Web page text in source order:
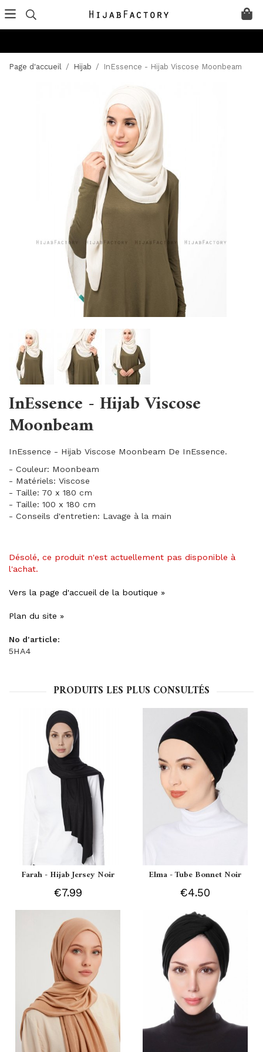
Page d'accueil / Hijab / InEssence - Hijab Viscose Moonbeam
InEssence - Hijab Viscose
Moonbeam
InEssence - Hijab Viscose Moonbeam De InEssence.
- Couleur: Moonbeam
- Matériels: Viscose
- Taille: 70 x 180 cm
- Taille: 100 x 180 cm
- Conseils d'entretien: Lavage à la main
Désolé, ce produit n'est actuellement pas disponible à
l'achat.
Vers la page d'accueil de la boutique »
Plan du site »
No d'article:
5HA4
PRODUITS LES PLUS CONSULTÉS
Farah - Hijab Jersey Noir
€7.99
Elma - Tube Bonnet Noir
€4.50